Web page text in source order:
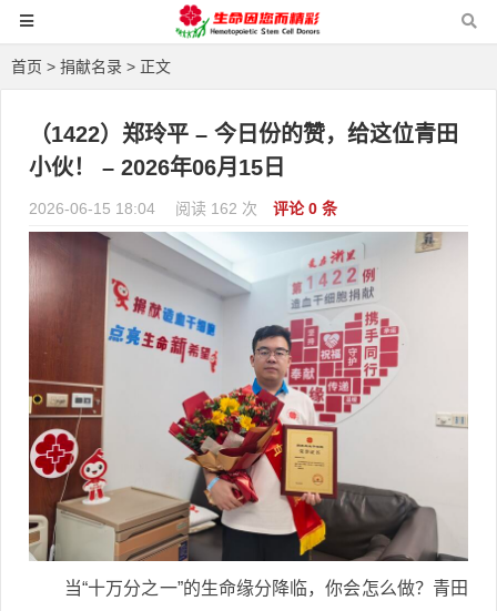
首页 > 捐献名录 > 正文
（1422）郑玲平 – 今日份的赞，给这位青田
小伙！ – 2026年06月15日
2026-06-15 18:04 阅读 162 次 评论 0 条
当“十万分之一”的生命缘分降临，你会怎么做？青田